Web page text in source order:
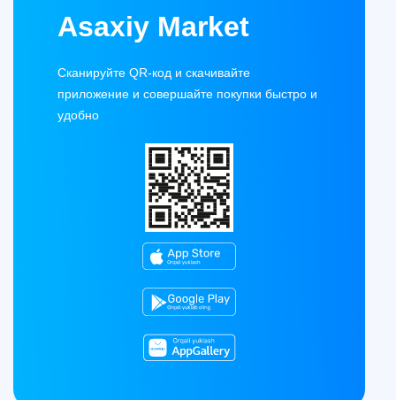
Asaxiy Market
Сканируйте QR-код и скачивайте
приложение и совершайте покупки быстро и
удобно